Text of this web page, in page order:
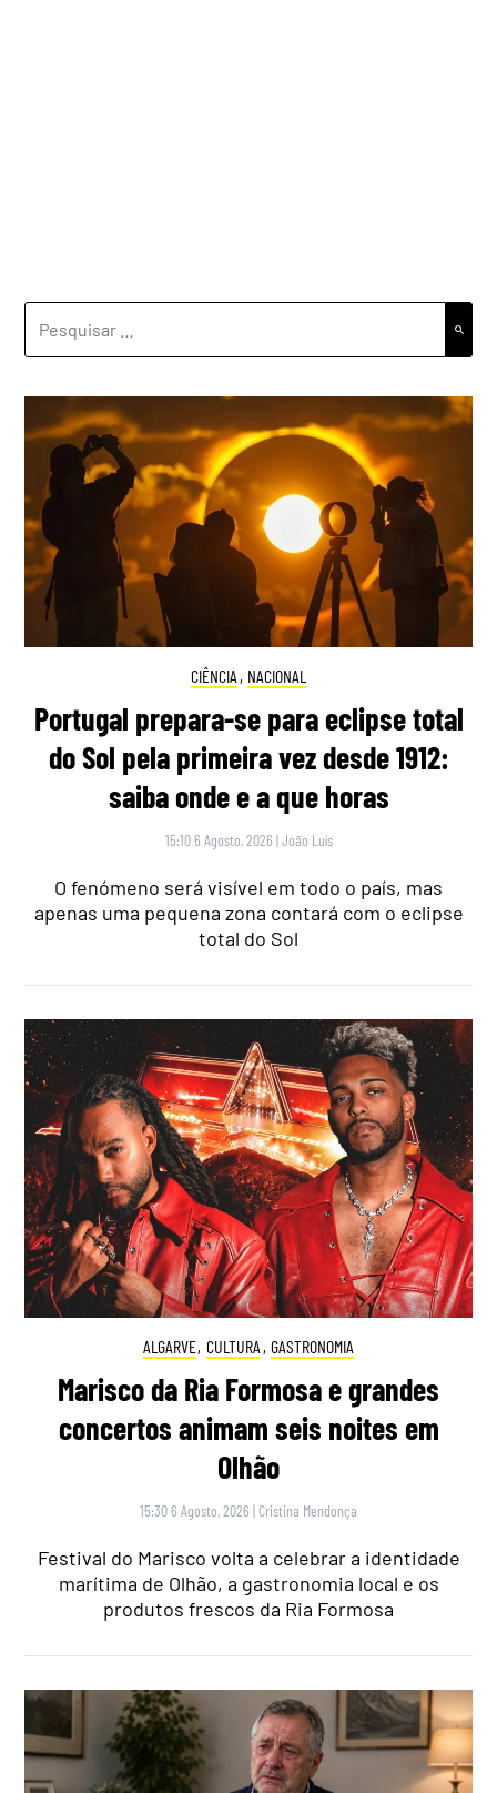
CIÊNCIA , NACIONAL
Portugal prepara-se para eclipse total
do Sol pela primeira vez desde 1912:
saiba onde e a que horas
15:10 6 Agosto, 2026 |João Luís
O fenómeno será visível em todo o país, mas
apenas uma pequena zona contará com o eclipse
total do Sol
ALGARVE, CULTURA , GASTRONOMIA
Marisco da Ria Formosa e grandes
concertos animam seis noites em
Olhão
15:30 6 Agosto, 2026 | Cristina Mendonça
Festival do Marisco volta a celebrar a identidade
marítima de Olhão, a gastronomia local e os
produtos frescos da Ria Formosa